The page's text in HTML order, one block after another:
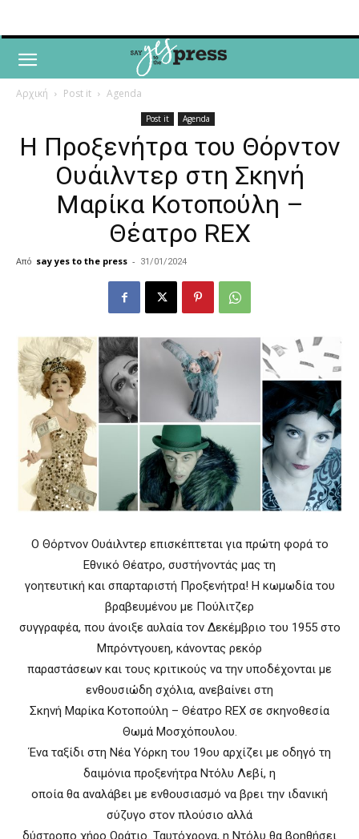
Αρχική Post it Agenda
Post it Agenda
Η Προξενήτρα του Θόρντον
Ουάιλντερ στη Σκηνή
Μαρίκα Κοτοπούλη –
Θέατρο REX
Από say yes to the press - 31/01/2024
Ο Θόρτνον Ουάιλντερ επισκέπτεται για πρώτη φορά το
Εθνικό Θέατρο, συστήνοντάς μας τη
γοητευτική και σπαρταριστή Προξενήτρα! Η κωμωδία του
βραβευμένου με Πούλιτζερ
συγγραφέα, που άνοιξε αυλαία τον Δεκέμβριο του 1955 στο
Μπρόντγουεη, κάνοντας ρεκόρ
παραστάσεων και τους κριτικούς να την υποδέχονται με
ενθουσιώδη σχόλια, ανεβαίνει στη
Σκηνή Μαρίκα Κοτοπούλη – Θέατρο REX σε σκηνοθεσία
Θωμά Μοσχόπουλου.
Ένα ταξίδι στη Νέα Υόρκη του 19ου αρχίζει με οδηγό τη
δαιμόνια προξενήτρα Ντόλυ Λεβί, η
οποία θα αναλάβει με ενθουσιασμό να βρει την ιδανική
σύζυγο στον πλούσιο αλλά
δύστροπο χήρο Οράτιο. Ταυτόχρονα, η Ντόλυ θα βοηθήσει